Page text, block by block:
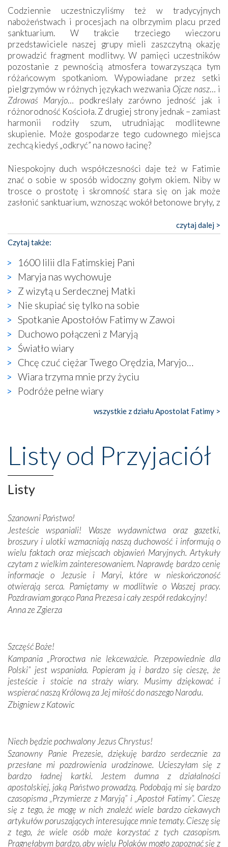
Codziennie uczestniczyliśmy też w tradycyjnych
nabożeństwach i procesjach na olbrzymim placu przed
sanktuarium. W trakcie trzeciego wieczoru
przedstawiciele naszej grupy mieli zaszczytną okazję
prowadzić fragment modlitwy. W pamięci uczestników
pozostanie z pewnością atmosfera towarzysząca tym
różańcowym spotkaniom. Wypowiadane przez setki
pielgrzymów w różnych językach wezwania Ojcze nasz… i
Zdrowaś Maryjo… podkreślały zarówno jedność jak i
różnorodność Kościoła. Z drugiej strony jednak – zamiast
harmonii rodziły szum, utrudniając modlitewne
skupienie. Może gospodarze tego cudownego miejsca
zechcą kiedyś „odkryć” na nowo łacinę?
Niespokojny duch współczesności daje też w Fatimie
znać o sobie w sposób widoczny gołym okiem. Niby w
trosce o prostotę i skromność stara się on jak może
zasłonić sanktuarium, wznosząc wokół betonowe bryły, z
katolickiego kultu. Tylko co wspólnego z żywą,
autentyczną wiarą mogą mieć płaskie, szare bunkry albo
kaplice, w których Tabernakulum przypomina bardziej
skrzynkę na narzędzia? Albo co powiedzieć o ustawionym
tuż przy nowej bazylice wielkim krzyżu, na którym
zamiast Chrystusa umieszczono dziwaczną postać jakby
wyjętą ze starożytnych hieroglifów? W kulturowym
kontekście naszych czasów to raczej karykatura niż godny
wizerunek Zbawiciela…
Zatem nawet w bezpośrednim otoczeniu sanktuarium
naocznie przekonaliśmy się, że wewnątrz Kościoła toczy
się ogromna walka o kształt katolicyzmu i o serca
wierzących. Do czego to zmaganie może prowadzić,
widzieliśmy w urokliwym, niewielkim mieście Obidos,
gdzie w miejscu dawnego kościoła działa dzisiaj…
księgarnia.
Nasze pielgrzymkowe wyprawy, których celem były
wznoszono na chwałę Bożą, na przykład – w podzięce za
Opatrznościową pomoc w wygranej bitwie o
niepodległość kraju. Zachwyt budziła potężna, a zarazem
misterna architektura tych monumentalnych dzieł,
wspaniałe zdobienia, dbałość ich twórców o detale,
budowniczych.
Podążyliśmy też śladami fatimskich wizjonerów – Łucji
dos Santos oraz świętych Hiacynty i Franciszka Marto.
Modliliśmy się przy ich grobach. Odprawiliśmy Drogę
Krzyżową w ich rodzinnych stronach, odwiedziliśmy
domy, w których żyli.
W miejscu objawień Matki Bożej zapaliliśmy świece
Podczas tej kilkudniowej wyprawy na każdym kroku
spotykaliśmy się z serdeczną otwartością
Portugalczyków. Podziwialiśmy ich ludową sztukę i
zwyczaje. Mimo że nasze kraje są od siebie bardzo
oddalone, w żaden sposób nie czuliśmy się obco.
Sprawiła to oczywiście sama Matka Boża, ale też
kulturowa bliskość biorąca swój początek w naszej
mieliśmy okazję przekonać się, że Maryja swoją opieką
otacza nie tylko nasz naród, lecz wszystkie nacje, które
się Jej ufnie oddają, a także każdą osobę, która zawierza
Jej siebie oraz swych bliskich.
Dzieje Portugalii to również historia wierności Bogu i
odstępstw, także w życiu władców. Trudne momenty w
wymiarze tak osobistym, jak i zbiorowym, przypominają o
konieczności ciągłego zabiegania o własną duszę i o łaskę
czytaj dalej >
Czytaj także:
1600 lilii dla Fatimskiej Pani
Maryja nas wychowuje
Z wizytą u Serdecznej Matki
Nie skupiać się tylko na sobie
Spotkanie Apostołów Fatimy w Zawoi
Duchowo połączeni z Maryją
Światło wiary
Chcę czuć ciężar Twego Orędzia, Maryjo…
Wiara trzyma mnie przy życiu
Podróże pełne wiary
wszystkie z działu Apostolat Fatimy >
Listy od Przyjaciół
Listy
Szanowni Państwo!
Jesteście wspaniali! Wasze wydawnictwa oraz gazetki,
broszury i ulotki wzmacniają naszą duchowość i informują o
wielu faktach oraz miejscach objawień Maryjnych. Artykuły
czytam z wielkim zainteresowaniem. Naprawdę bardzo cenię
informacje o Jezusie i Maryi, które w nieskończoność
otwierają serca. Pamiętamy w modlitwie o Waszej pracy.
Pozdrawiam gorąco Pana Prezesa i cały zespół redakcyjny!
Anna ze Zgierza
Szczęść Boże!
Kampania „Proroctwa nie lekceważcie. Przepowiednie dla
Polski” jest wspaniała. Popieram ją i bardzo się cieszę, że
jesteście i stoicie na straży wiary. Musimy dziękować i
wspierać naszą Królową za Jej miłość do naszego Narodu.
Zbigniew z Katowic
Niech będzie pochwalony Jezus Chrystus!
Szanowny Panie Prezesie, dziękuję bardzo serdecznie za
przesłane mi pozdrowienia urodzinowe. Ucieszyłam się z
bardzo ładnej kartki. Jestem dumna z działalności
apostolskiej, jaką Państwo prowadzą. Podobają mi się bardzo
czasopisma „Przymierze z Maryją” i „Apostoł Fatimy”. Cieszę
się z tego, że mogę w nich znaleźć wiele bardzo ciekawych
artykułów poruszających interesujące mnie tematy. Cieszę się
z tego, że wiele osób może korzystać z tych czasopism.
Pragnęłabym bardzo, aby wielu Polaków mogło zapoznać się z